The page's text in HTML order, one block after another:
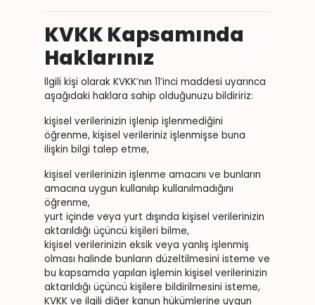
KVKK Kapsamında
Haklarınız
İlgili kişi olarak KVKK’nın 11’inci maddesi uyarınca
aşağıdaki haklara sahip olduğunuzu bildiririz:
kişisel verilerinizin işlenip işlenmediğini
öğrenme, kişisel verileriniz işlenmişse buna
ilişkin bilgi talep etme,
kişisel verilerinizin işlenme amacını ve bunların
amacına uygun kullanılıp kullanılmadığını
öğrenme,
yurt içinde veya yurt dışında kişisel verilerinizin
aktarıldığı üçüncü kişileri bilme,
kişisel verilerinizin eksik veya yanlış işlenmiş
olması halinde bunların düzeltilmesini isteme ve
bu kapsamda yapılan işlemin kişisel verilerinizin
aktarıldığı üçüncü kişilere bildirilmesini isteme,
KVKK ve ilgili diğer kanun hükümlerine uygun